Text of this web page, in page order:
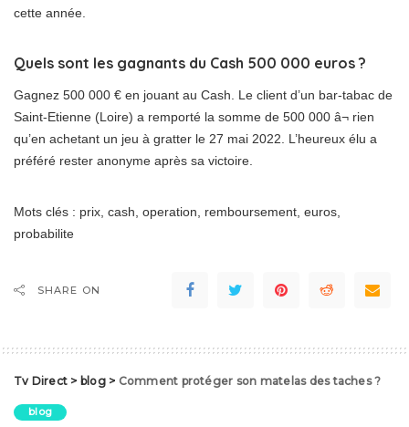
cette année.
Quels sont les gagnants du Cash 500 000 euros ?
Gagnez 500 000 € en jouant au Cash. Le client d’un bar-tabac de
Saint-Etienne (Loire) a remporté la somme de 500 000 â¬ rien
qu’en achetant un jeu à gratter le 27 mai 2022. L’heureux élu a
préféré rester anonyme après sa victoire.
Mots clés : prix, cash, operation, remboursement, euros,
probabilite
SHARE ON
Tv Direct > blog> Comment protéger son matelas des taches ?
blog